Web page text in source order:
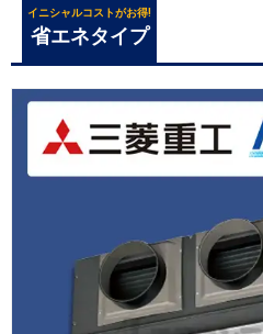
イニシャルコストがお得!
省エネタイプ